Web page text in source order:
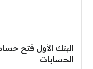
البنك الأول فتح
الحسابات